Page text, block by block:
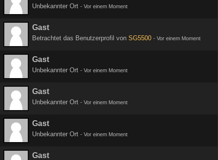
Unbekannter Ort - Vor einem Moment
Gast
Betrachtet das Benutzerprofil von SG5500 - Vor einem Moment
Gast
Unbekannter Ort - Vor einem Moment
Gast
Unbekannter Ort - Vor einem Moment
Gast
Unbekannter Ort - Vor einem Moment
Gast